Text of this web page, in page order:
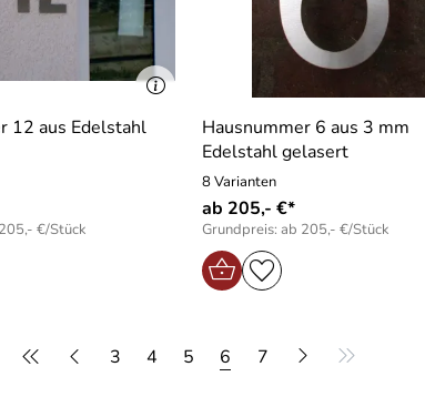
12 aus Edelstahl
€/Stück
Hausnummer 6 aus 3 mm
Edelstahl gelasert
8 Varianten
ab 205,- €*
Grundpreis: ab 205,- €/Stück
3 4 5 6 7